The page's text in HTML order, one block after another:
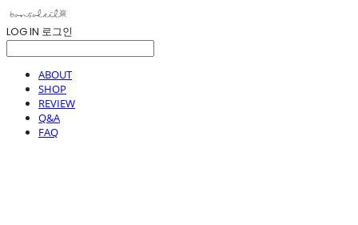
LOG IN 로그인
ABOUT
SHOP
REVIEW
Q&A
FAQ